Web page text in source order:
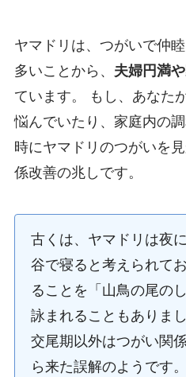
ヤマドリは、つがいで仲
多いことから、 夫婦円満
ています。 もし、あなた
悩んでいたり、家庭内の
時にヤマドリのつがいを
係改善の兆しです。
古くは、ヤマドリは夜
谷で寝ると考えられて
ることを「山鳥の尾の
詠まれることもありま
交尾期以外はつがい関
ら来た誤解のようです